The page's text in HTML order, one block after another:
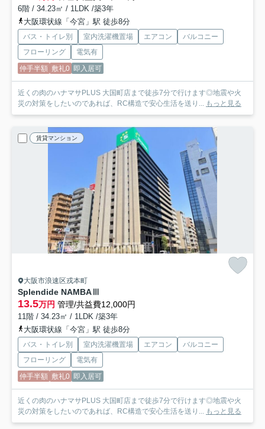
6階 / 34.23㎡ / 1LDK /築3年
大阪環状線「今宮」駅 徒歩8分
バス・トイレ別 室内洗濯機置場 エアコン
バルコニー
フローリング
電気有
仲手半額 敷礼0 即入居可
近くの肉のハナマサPLUS 大国町店まで徒歩7分で行けます◎地震や火
災の対策をしたいのであれば、RC構造で安心生活を送り... もっと見る
賃貸マンション
大阪市浪速区戎本町
Splendide NAMBAⅢ
13.5万円 管理/共益費12,000円
11階 / 34.23㎡ / 1LDK /築3年
大阪環状線「今宮」駅 徒歩8分
バス・トイレ別 室内洗濯機置場 エアコン
バルコニー
フローリング
電気有
仲手半額 敷礼0 即入居可
近くの肉のハナマサPLUS 大国町店まで徒歩7分で行けます◎地震や火
災の対策をしたいのであれば、RC構造で安心生活を送り... もっと見る